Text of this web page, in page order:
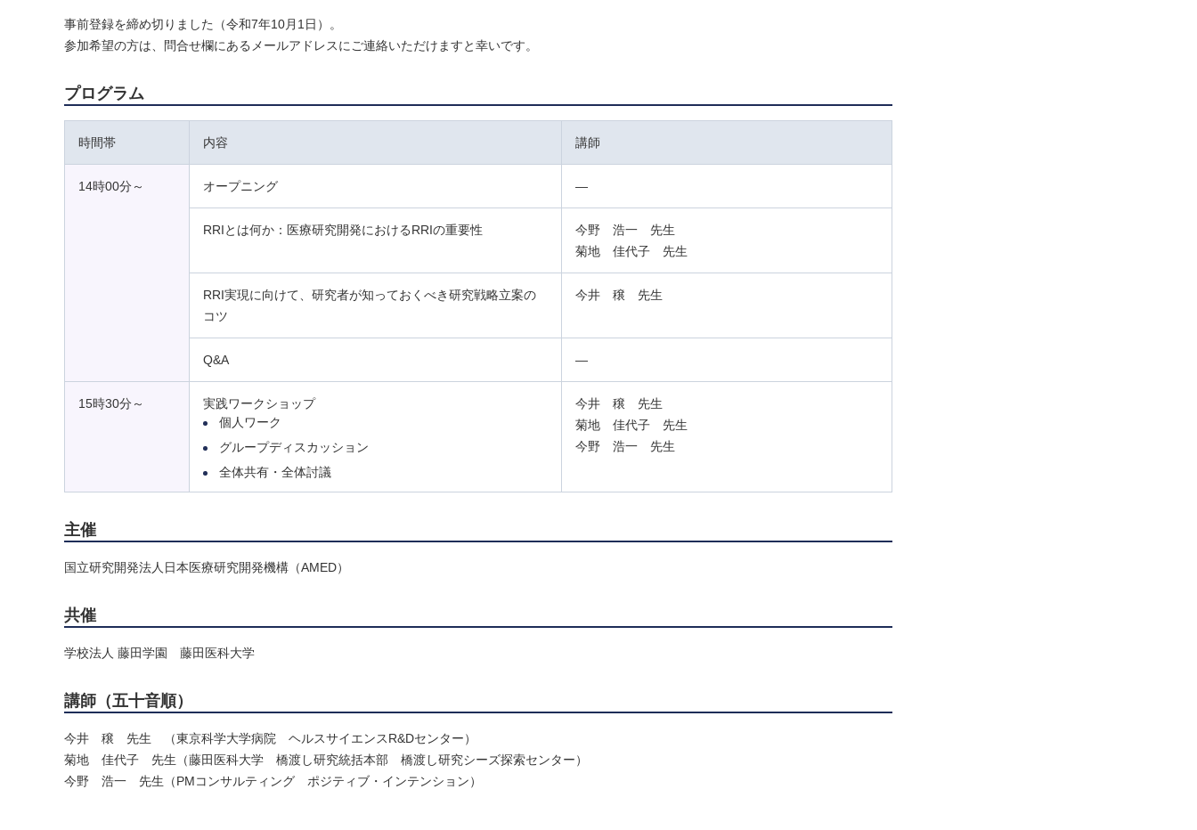
事前登録を締め切りました（令和7年10月1日）。
参加希望の方は、問合せ欄にあるメールアドレスにご連絡いただけますと幸いです。
プログラム
時間帯 内容 講師
14時00分～ オープニング ―
RRIとは何か：医療研究開発におけるRRIの重要性
今野 浩一 先生
菊地 佳代子 先生
RRI実現に向けて、研究者が知っておくべき研究戦略立案の
コツ
今井 穣 先生
Q&A ―
15時30分～
実践ワークショップ
個人ワーク
グループディスカッション
全体共有・全体討議
今井 穣 先生
菊地 佳代子 先生
今野 浩一 先生
主催
国立研究開発法人日本医療研究開発機構（AMED）
共催
学校法人 藤田学園 藤田医科大学
講師（五十音順）
今井 穣 先生 （東京科学大学病院 ヘルスサイエンスR&Dセンター）
菊地 佳代子 先生（藤田医科大学 橋渡し研究統括本部 橋渡し研究シーズ探索センター）
今野 浩一 先生（PMコンサルティング ポジティブ・インテンション）